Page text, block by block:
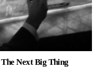
Next Big Thing